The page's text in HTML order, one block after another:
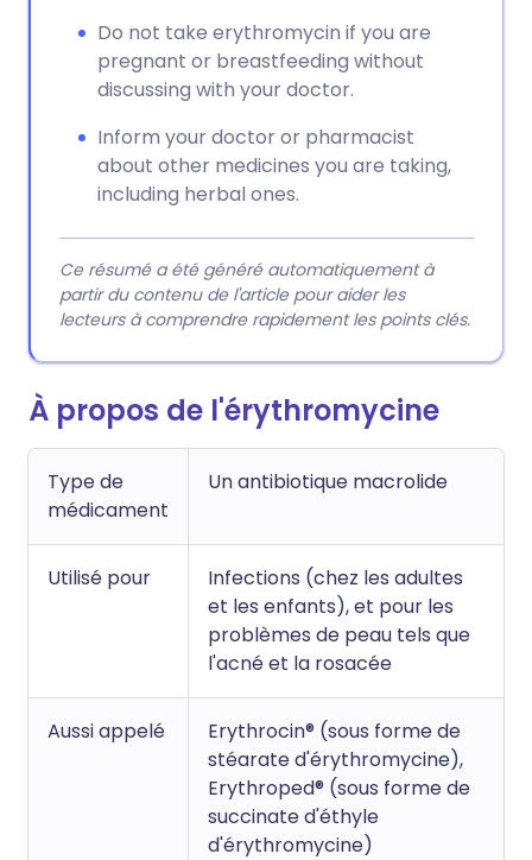
Do not take erythromycin if you are
pregnant or breastfeeding without
discussing with your doctor.
Inform your doctor or pharmacist
about other medicines you are taking,
including herbal ones.
Ce résumé a été généré automatiquement à
partir du contenu de l'article pour aider les
lecteurs à comprendre rapidement les points clés.
À propos de l'érythromycine
Type de
médicament
Un antibiotique macrolide
Utilisé pour
Infections (chez les adultes
et les enfants), et pour les
problèmes de peau tels que
l'acné et la rosacée
Aussi appelé
Erythrocin® (sous forme de
stéarate d'érythromycine),
Erythroped® (sous forme de
succinate d'éthyle
d'érythromycine)